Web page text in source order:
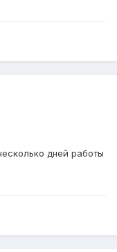
дней работы